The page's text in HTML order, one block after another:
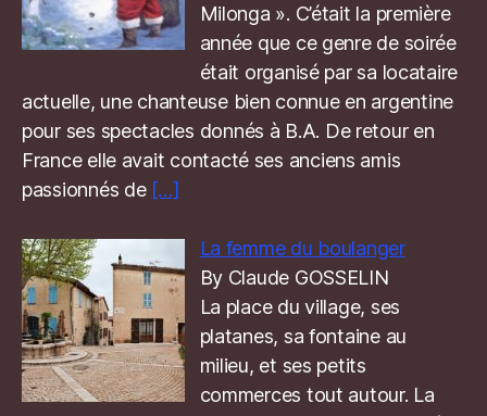
Milonga ». C’était la première
année que ce genre de soirée
était organisé par sa locataire
actuelle, une chanteuse bien connue en argentine
pour ses spectacles donnés à B.A. De retour en
France elle avait contacté ses anciens amis
passionnés de […]
La femme du boulanger
By Claude GOSSELIN
La place du village, ses
platanes, sa fontaine au
milieu, et ses petits
commerces tout autour. La